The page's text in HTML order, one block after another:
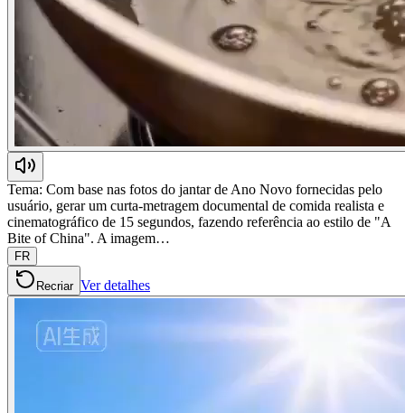
Tema: Com base nas fotos do jantar de Ano Novo fornecidas pelo
usuário, gerar um curta-metragem documental de comida realista e
cinematográfico de 15 segundos, fazendo referência ao estilo de "A
Bite of China". A imagem…
FR
Recriar Ver detalhes